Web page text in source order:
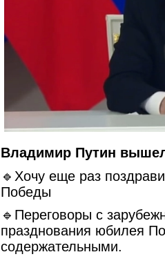
Владимир Путин
🔹Хочу еще раз
Победы
🔹Переговоры с
празднования юбилея
содержательными.